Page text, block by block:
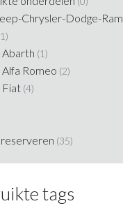
Chrysler-Dodge-Ram
(1)
Romeo (2)
Fiat (4)
reserveren (35)
tags